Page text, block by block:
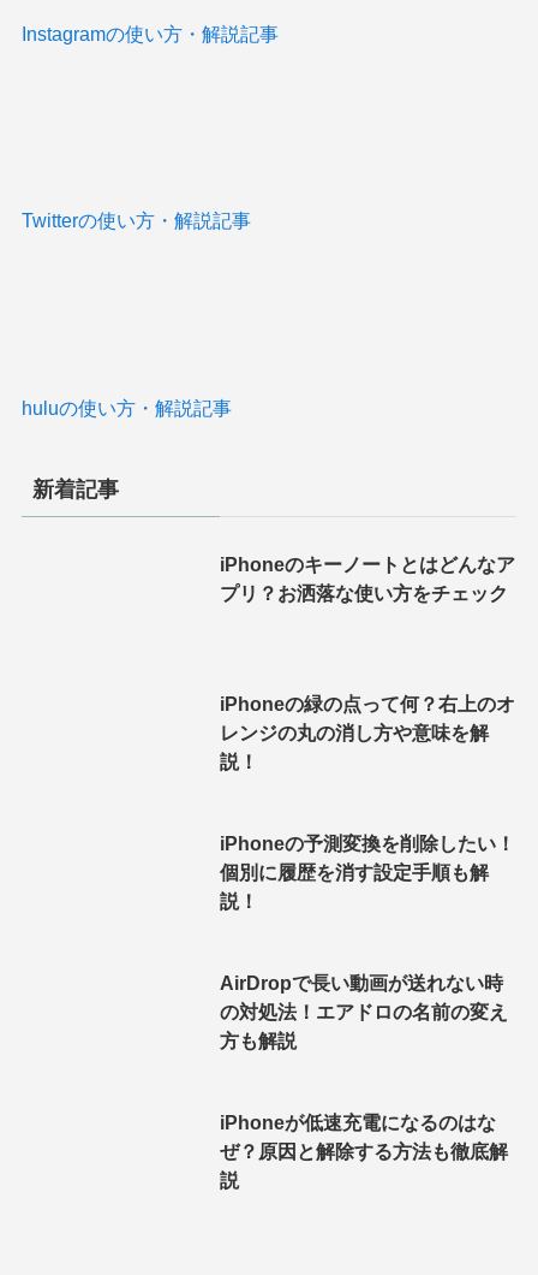
Instagramの使い方・解説記事
Twitterの使い方・解説記事
huluの使い方・解説記事
新着記事
iPhoneのキーノートとはどんなア
プリ？お洒落な使い方をチェック
iPhoneの緑の点って何？右上のオ
レンジの丸の消し方や意味を解
説！
iPhoneの予測変換を削除したい！
個別に履歴を消す設定手順も解
説！
AirDropで長い動画が送れない時
の対処法！エアドロの名前の変え
方も解説
iPhoneが低速充電になるのはな
ぜ？原因と解除する方法も徹底解
説